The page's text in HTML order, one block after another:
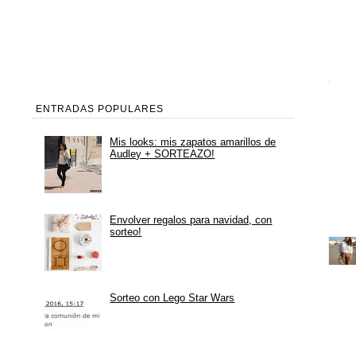
ENTRADAS POPULARES
Mis looks: mis zapatos amarillos de
Audley + SORTEAZO!
Envolver regalos para navidad, con
sorteo!
Sorteo con Lego Star Wars